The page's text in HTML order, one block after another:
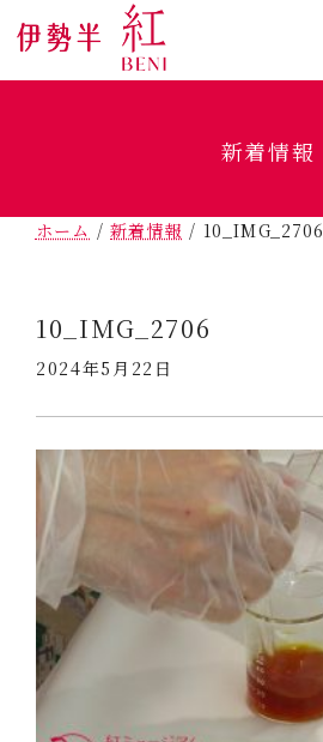
新着情報
ホーム /新着情報 / 10_IMG_2706
10_IMG_2706
2024年5月22日